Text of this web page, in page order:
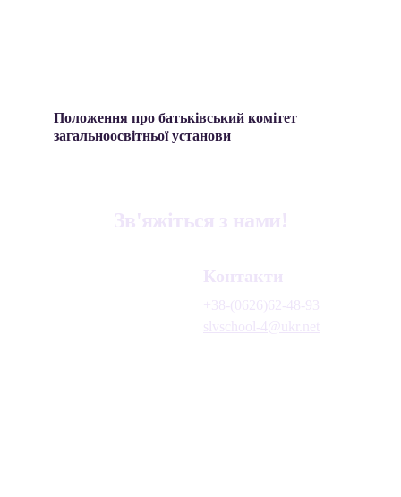
Положення про батьківський комітет
загальноосвітньої установи
Зв'яжіться з нами!
Контакти
+38-(0626)62-48-93
slvschool-4@ukr.net